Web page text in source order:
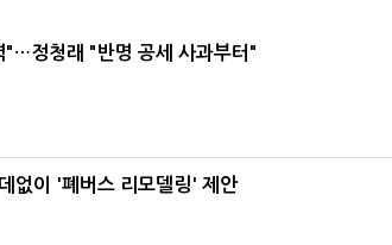
"…정청래 "반명 공세 사과부터"
없이 '폐버스 리모델링' 제안